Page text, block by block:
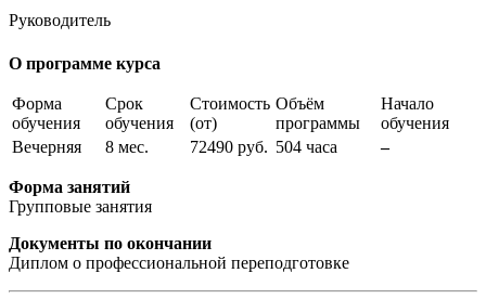
Руководитель
О программе курса
Форма
обучения
Срок
обучения
Стоимость
(от)
Объём
программы
Начало
обучения
Вечерняя
8 мес. 72490 руб. 504 часа –
Форма занятий
Групповые занятия
Документы по окончании
Диплом о профессиональной переподготовке